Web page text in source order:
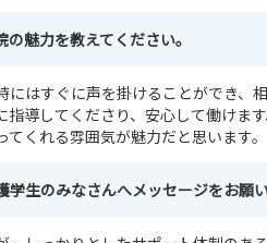
魅力を教えてください。
にはすぐに声を掛けることができ、
導してくださり、安心して働けま
くれる雰囲気が魅力だと思います。
生のみなさんへメッセージをお願い